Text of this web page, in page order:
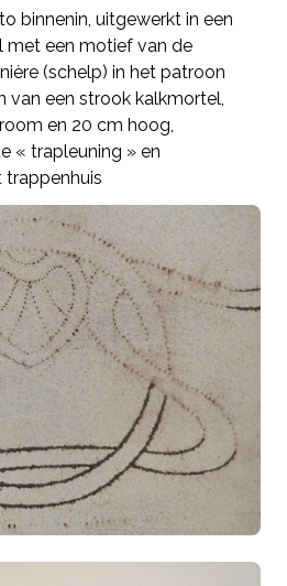
binnenin, uitgewerkt in een
met een motief van de
(schelp) in het patroon
van een strook kalkmortel,
en 20 cm hoog,
« trapleuning » en